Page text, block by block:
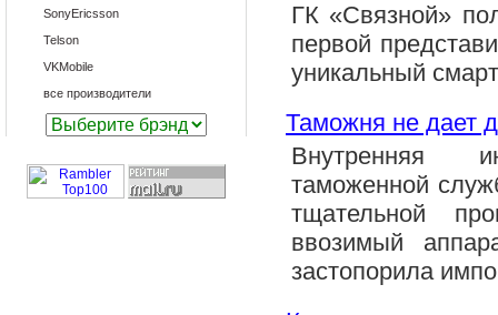
SonyEricsson
Telson
VKMobile
все производители
ГК «Связной»
первой
уникальный
Таможня не дает
Внутренняя
таможенной
тщательной
ввозимый
застопорила